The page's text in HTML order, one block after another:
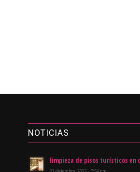
NOTICIAS
limpieza de pisos turísticos en